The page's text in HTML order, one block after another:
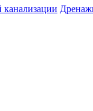
канализации